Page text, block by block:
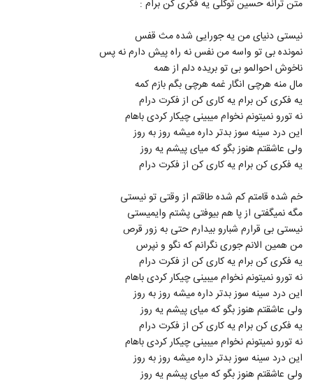
37
آهنگ محمدرضا عشریه بنام نامه
۱,۴۱۰ بازدید
39
آهنگ فرشید ادهمی بنام تسکین
۹۲۱ بازدید
دانلود آهنگ جدید و زیبای حجت خوش
سعادت با نام دلم پیشت گیره
41
alireza ghorbani Eshgh Asan
Nadarad
۶۶۷ بازدید
42
آصف آریا آهنگ چه عجب (رمیکس)
۱,۴۳۹ بازدید
43
دانلود آهنگ جدید و زیبای امیر عباس گلاب با
نام کودکانه
۸۷۶ بازدید
موزیک زیبای مستم کن از بابک ارجمند
متن ترانه حسین توکلی یه فکری کن برام :
نیستی دنیای من یه جورایی شده مث قفس
نمونده بی تو واسه من نفس نه راه پیش دارم نه پس
ناخوش احوالمو بی تو بریده دلم از همه
مال منه هرچی انگار غمه هرچی بگم بازم کمه
یه فکری کن برام یه کاری کن از فکرت درام
نه تورو نمیتونم نخوام میبینی چیکار کردی باهام
این درد سینه سوز بدتر داره میشه روز به روز
ولی عاشقتم هنوز بگو که میای پیشم یه روز
یه فکری کن برام یه کاری کن از فکرت درام
خم شده قامتم کم شده طاقتم از وقتی تو نیستی
مگه نمیگفتی از پا هم بیوفتی پشتم وایمیستی
نیستی بی قرارم شبارو بیدارم حتی به زور قرص
من همین الانم جوری نگرانم که نگو و نپرس
یه فکری کن برام یه کاری کن از فکرت درام
نه تورو نمیتونم نخوام میبینی چیکار کردی باهام
این درد سینه سوز بدتر داره میشه روز به روز
ولی عاشقتم هنوز بگو که میای پیشم یه روز
یه فکری کن برام یه کاری کن از فکرت درام
نه تورو نمیتونم نخوام میبینی چیکار کردی باهام
این درد سینه سوز بدتر داره میشه روز به روز
ولی عاشقتم هنوز بگو که میای پیشم یه روز